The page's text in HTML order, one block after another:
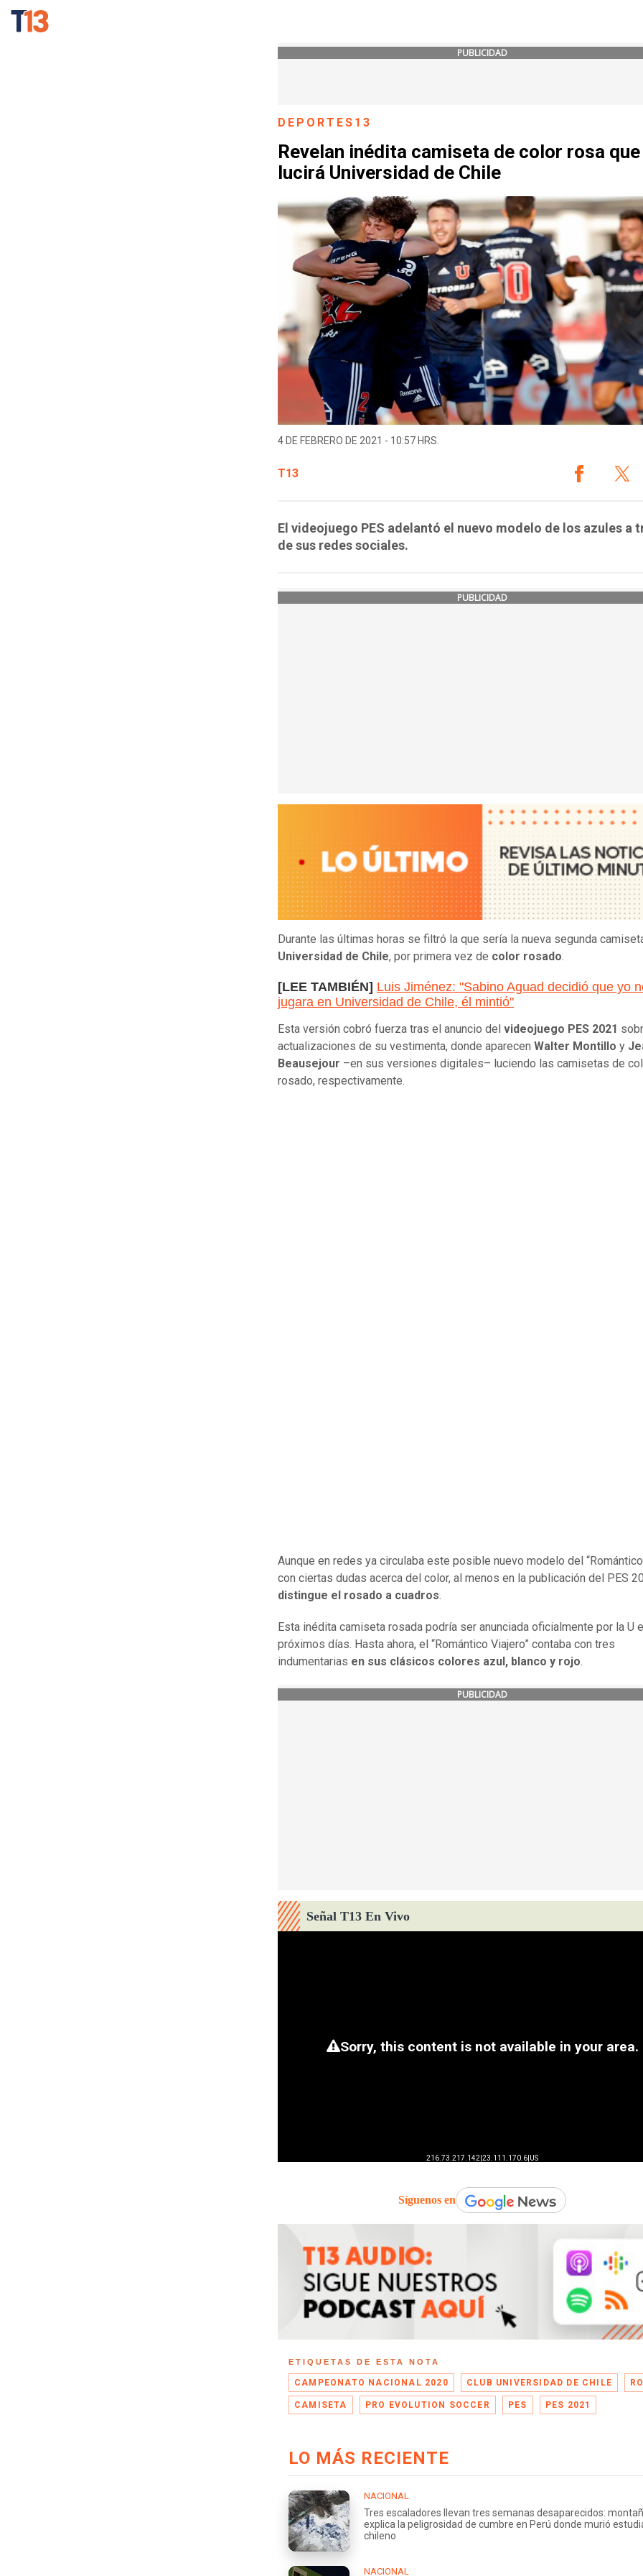
PUBLICIDAD
DEPORTES13
Revelan inédita camiseta de color rosa que
lucirá Universidad de Chile
4 DE FEBRERO DE 2021 - 10:57 HRS.
T13
El videojuego PES adelantó el nuevo modelo de los azules a
de sus redes sociales.
PUBLICIDAD
Durante las últimas horas se filtró la que sería la nueva segunda
Universidad de Chile, por primera vez de color rosado.
[LEE TAMBIÉN] Luis Jiménez: "Sabino Aguad decidió que yo
jugara en Universidad de Chile, él mintió"
Esta versión cobró fuerza tras el anuncio del videojuego PES 2021
actualizaciones de su vestimenta, donde aparecen Walter Montillo y
Beausejour –en sus versiones digitales– luciendo las camisetas de
rosado, respectivamente.
Aunque en redes ya circulaba este posible nuevo modelo del “Romántico
con ciertas dudas acerca del color, al menos en la publicación del PES
distingue el rosado a cuadros.
Esta inédita camiseta rosada podría ser anunciada oficialmente por la U
próximos días. Hasta ahora, el “Romántico Viajero” contaba con tres
indumentarias en sus clásicos colores azul, blanco y rojo.
PUBLICIDAD
Señal T13 En Vivo
Síguenos en
ETIQUETAS DE ESTA NOTA
CAMPEONATO NACIONAL 2020 CLUB UNIVERSIDAD DE CHILE
CAMISETA PRO EVOLUTION SOCCER PES PES 2021
LO MÁS RECIENTE
NACIONAL
Tres escaladores llevan tres semanas desaparecidos:
explica la peligrosidad de cumbre en Perú donde murió
chileno
NACIONAL